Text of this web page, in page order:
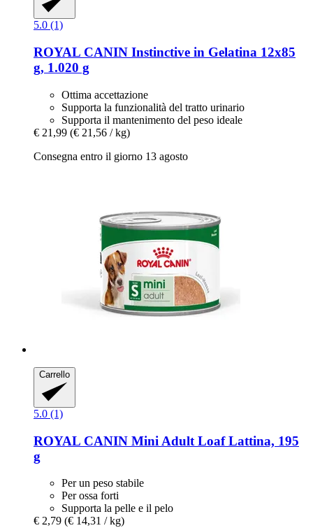
5.0 (1)
ROYAL CANIN Instinctive in Gelatina 12x85
g, 1.020 g
Ottima accettazione
Supporta la funzionalità del tratto urinario
Supporta il mantenimento del peso ideale
€ 21,99 (€ 21,56 / kg)
Consegna entro il giorno 13 agosto
Carrello
5.0 (1)
ROYAL CANIN Mini Adult Loaf Lattina, 195
g
Per un peso stabile
Per ossa forti
Supporta la pelle e il pelo
€ 2,79 (€ 14,31 / kg)